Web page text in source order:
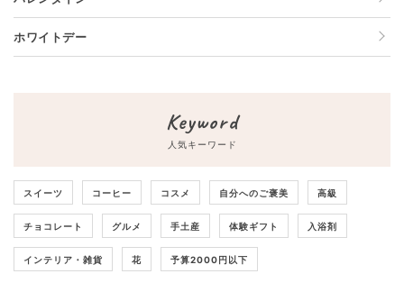
ホワイトデー
人気キーワード
Keyword
スイーツ コーヒー コスメ 自分へのご褒美 高級
チョコレート グルメ 手土産 体験ギフト 入浴剤
インテリア・雑貨 花 予算2000円以下